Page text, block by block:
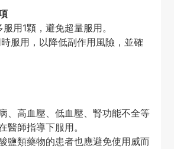
用1顆，避免超量服用。
服用，以降低副作用風險，並確
、高血壓、低血壓、腎功能不全等
醫師指導下服用。
鹽類藥物的患者也應避免使用威而